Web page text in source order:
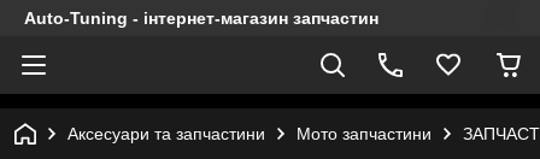
Auto-Tuning - інтернет-магазин запчастин
Аксесуари та запчастини Мото запчастини